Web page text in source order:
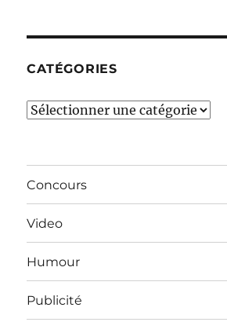
CATÉGORIES
Catégories
Concours
Video
Humour
Publicité